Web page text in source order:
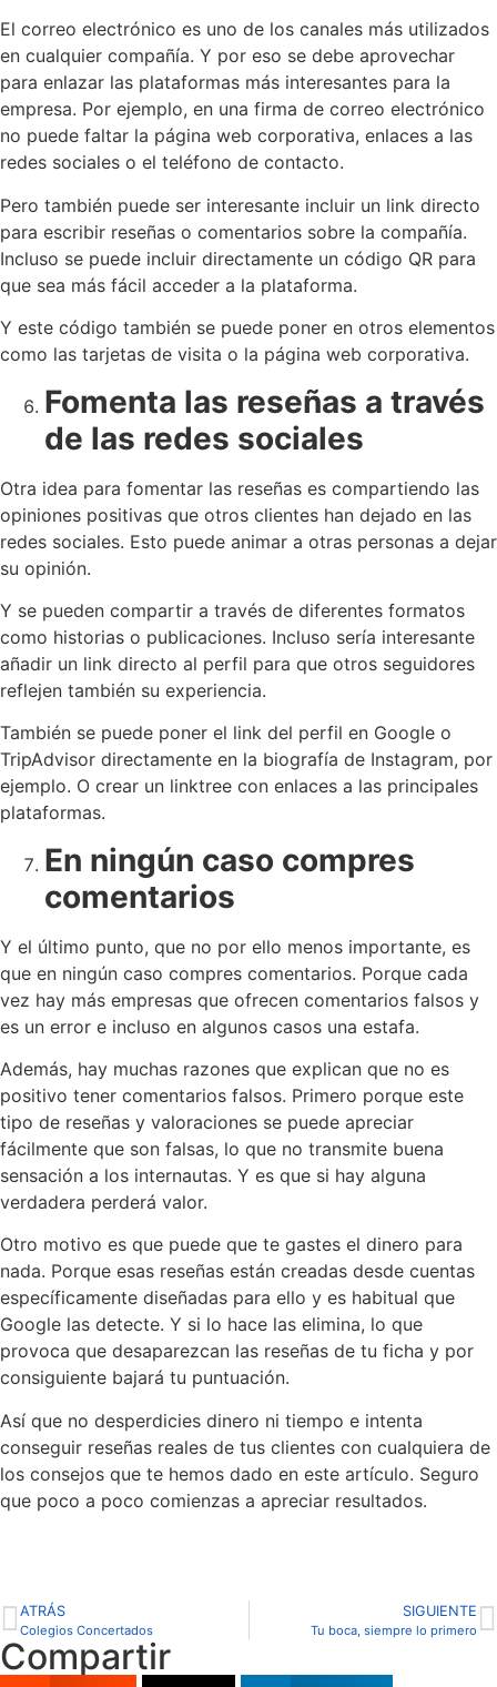
El correo electrónico es uno de los canales más utilizados
en cualquier compañía. Y por eso se debe aprovechar
para enlazar las plataformas más interesantes para la
empresa. Por ejemplo, en una firma de correo electrónico
no puede faltar la página web corporativa, enlaces a las
redes sociales o el teléfono de contacto.
Pero también puede ser interesante incluir un link directo
para escribir reseñas o comentarios sobre la compañía.
Incluso se puede incluir directamente un código QR para
que sea más fácil acceder a la plataforma.
Y este código también se puede poner en otros elementos
como las tarjetas de visita o la página web corporativa.
Fomenta las reseñas a través
de las redes sociales
Otra idea para fomentar las reseñas es compartiendo las
opiniones positivas que otros clientes han dejado en las
redes sociales. Esto puede animar a otras personas a dejar
su opinión.
Y se pueden compartir a través de diferentes formatos
como historias o publicaciones. Incluso sería interesante
añadir un link directo al perfil para que otros seguidores
reflejen también su experiencia.
También se puede poner el link del perfil en Google o
TripAdvisor directamente en la biografía de Instagram, por
ejemplo. O crear un linktree con enlaces a las principales
plataformas.
En ningún caso compres
comentarios
Y el último punto, que no por ello menos importante, es
que en ningún caso compres comentarios. Porque cada
vez hay más empresas que ofrecen comentarios falsos y
es un error e incluso en algunos casos una estafa.
Además, hay muchas razones que explican que no es
positivo tener comentarios falsos. Primero porque este
tipo de reseñas y valoraciones se puede apreciar
fácilmente que son falsas, lo que no transmite buena
sensación a los internautas. Y es que si hay alguna
verdadera perderá valor.
Otro motivo es que puede que te gastes el dinero para
nada. Porque esas reseñas están creadas desde cuentas
específicamente diseñadas para ello y es habitual que
Google las detecte. Y si lo hace las elimina, lo que
provoca que desaparezcan las reseñas de tu ficha y por
consiguiente bajará tu puntuación.
Así que no desperdicies dinero ni tiempo e intenta
conseguir reseñas reales de tus clientes con cualquiera de
los consejos que te hemos dado en este artículo. Seguro
que poco a poco comienzas a apreciar resultados.
ATRÁS
Colegios Concertados
SIGUIENTE
Tu boca, siempre lo primero
Compartir